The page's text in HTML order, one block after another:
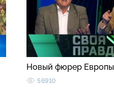
Новый фюрер Европы
56910